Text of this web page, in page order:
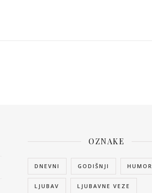
OZNAKE
DNEVNI GODIŠNJI HUMOR
LJUBAV LJUBAVNE VEZE